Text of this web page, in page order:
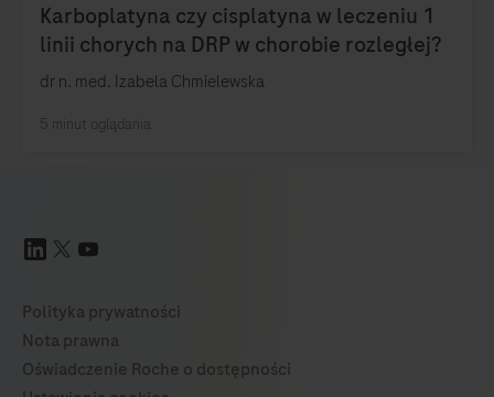
dr n. med. Izabela Chmielewska